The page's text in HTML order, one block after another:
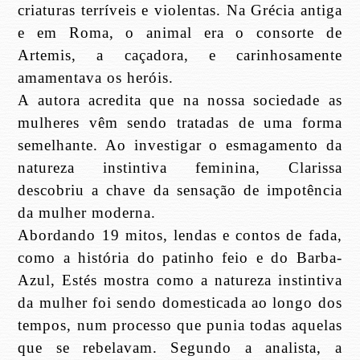
criaturas terríveis e violentas. Na Grécia antiga
e em Roma, o animal era o consorte de
Artemis, a caçadora, e carinhosamente
amamentava os heróis.
A autora acredita que na nossa sociedade as
mulheres vêm sendo tratadas de uma forma
semelhante. Ao investigar o esmagamento da
natureza instintiva feminina, Clarissa
descobriu a chave da sensação de impotência
da mulher moderna.
Abordando 19 mitos, lendas e contos de fada,
como a história do patinho feio e do Barba-
Azul, Estés mostra como a natureza instintiva
da mulher foi sendo domesticada ao longo dos
tempos, num processo que punia todas aquelas
que se rebelavam. Segundo a analista, a